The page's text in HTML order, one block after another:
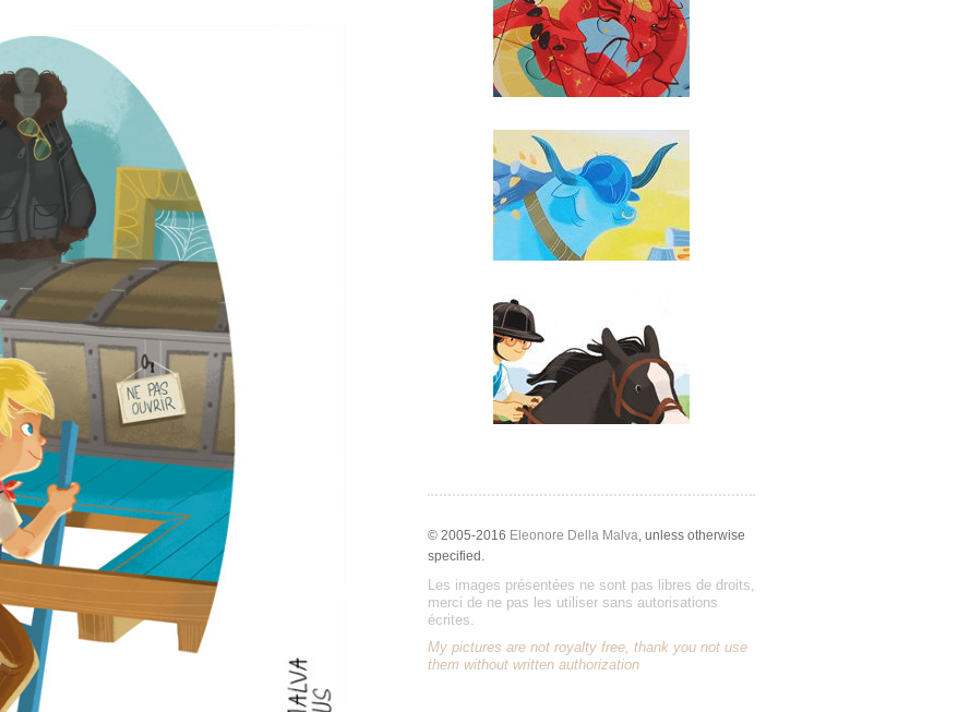
© 2005-2016 Eleonore Della Malva , unless otherwise
specified.
Les images présentées ne sont pas libres de droits,
merci de ne pas les utiliser sans autorisations
écrites.
My pictures are not royalty free, thank you not use
them without written authorization